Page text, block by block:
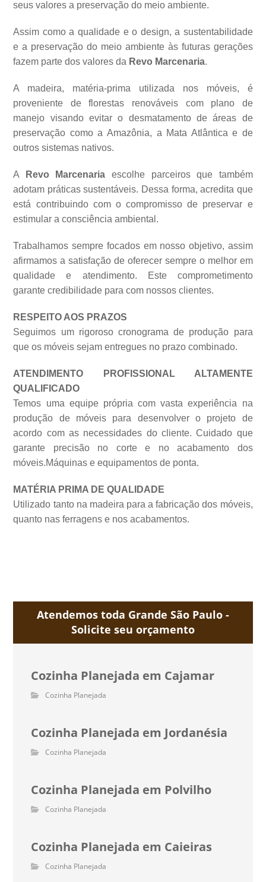
seus valores a preservação do meio ambiente.
Assim como a qualidade e o design, a sustentabilidade
e a preservação do meio ambiente às futuras gerações
fazem parte dos valores da Revo Marcenaria.
A madeira, matéria-prima utilizada nos móveis, é
proveniente de florestas renováveis com plano de
manejo visando evitar o desmatamento de áreas de
preservação como a Amazônia, a Mata Atlântica e de
outros sistemas nativos.
A Revo Marcenaria escolhe parceiros que também
adotam práticas sustentáveis. Dessa forma, acredita que
está contribuindo com o compromisso de preservar e
estimular a consciência ambiental.
Trabalhamos sempre focados em nosso objetivo, assim
afirmamos a satisfação de oferecer sempre o melhor em
qualidade e atendimento. Este comprometimento
garante credibilidade para com nossos clientes.
RESPEITO AOS PRAZOS
Seguimos um rigoroso cronograma de produção para
que os móveis sejam entregues no prazo combinado.
ATENDIMENTO PROFISSIONAL ALTAMENTE
QUALIFICADO
Temos uma equipe própria com vasta experiência na
produção de móveis para desenvolver o projeto de
acordo com as necessidades do cliente. Cuidado que
garante precisão no corte e no acabamento dos
móveis.Máquinas e equipamentos de ponta.
MATÉRIA PRIMA DE QUALIDADE
Utilizado tanto na madeira para a fabricação dos móveis,
quanto nas ferragens e nos acabamentos.
Atendemos toda Grande São Paulo -
Solicite seu orçamento
Cozinha Planejada em Cajamar
Cozinha Planejada
Cozinha Planejada em Jordanésia
Cozinha Planejada
Cozinha Planejada em Polvilho
Cozinha Planejada
Cozinha Planejada em Caieiras
Cozinha Planejada